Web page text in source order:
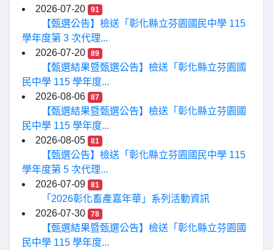
2026-07-20
91
【甄選公告】檢送「彰化縣立芬園國民中學 115
學年度第 3 次代理...
2026-07-20
89
【甄選結果暨甄選公告】檢送「彰化縣立芬園國
民中學 115 學年度...
2026-08-06
87
【甄選結果暨甄選公告】檢送「彰化縣立芬園國
民中學 115 學年度...
2026-08-05
81
【甄選公告】檢送「彰化縣立芬園國民中學 115
學年度第 5 次代理...
2026-07-09
81
「2026彰化畜產嘉年華」系列活動資訊
2026-07-30
78
【甄選結果暨甄選公告】檢送「彰化縣立芬園國
民中學 115 學年度...